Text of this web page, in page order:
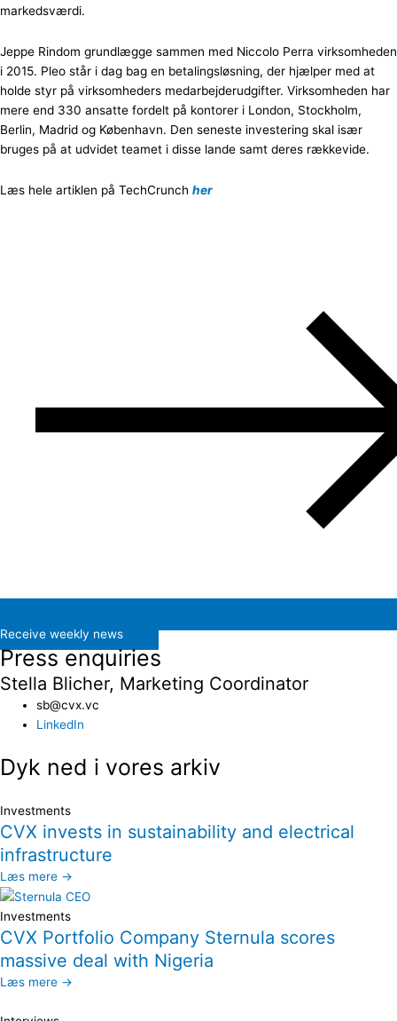
markedsværdi.
Jeppe Rindom grundlægge sammen med Niccolo Perra virksomheden
i 2015. Pleo står i dag bag en betalingsløsning, der hjælper med at
holde styr på virksomheders medarbejderudgifter. Virksomheden har
mere end 330 ansatte fordelt på kontorer i London, Stockholm,
Berlin, Madrid og København. Den seneste investering skal især
bruges på at udvidet teamet i disse lande samt deres rækkevide.
Læs hele artiklen på TechCrunch her
Receive weekly news
Press enquiries
Stella Blicher, Marketing Coordinator
sb@cvx.vc​
LinkedIn
Dyk ned i vores arkiv
Investments
CVX invests in sustainability and electrical
infrastructure
Læs mere →
Investments
CVX Portfolio Company Sternula scores
massive deal with Nigeria
Læs mere →